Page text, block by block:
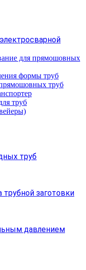
для прямошовных
формы труб
труб
труб
труб
заготовки
давлением